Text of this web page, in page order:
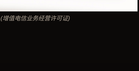
(增值电信业务经营许可证)